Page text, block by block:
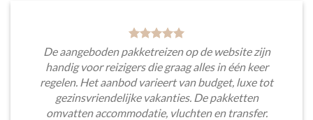
De aangeboden pakketreizen op de website zijn
handig voor reizigers die graag alles in één keer
regelen. Het aanbod varieert van budget, luxe tot
gezinsvriendelijke vakanties. De pakketten
omvatten accommodatie, vluchten en transfer.